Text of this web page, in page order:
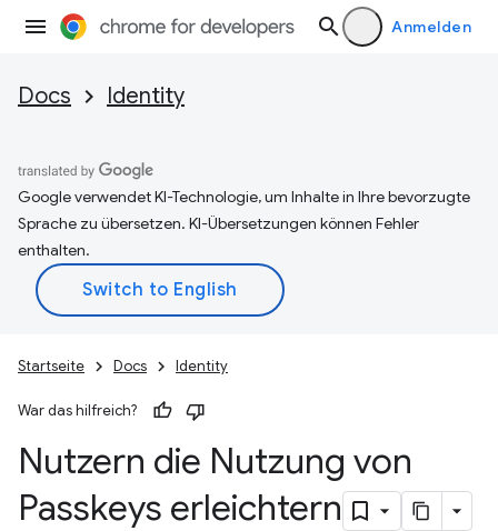
Anmelden
Docs Identity
Google verwendet KI-Technologie, um Inhalte in Ihre bevorzugte
Sprache zu übersetzen. KI-Übersetzungen können Fehler
enthalten.
Startseite Docs Identity
War das hilfreich?
Nutzern die Nutzung von
Passkeys erleichtern